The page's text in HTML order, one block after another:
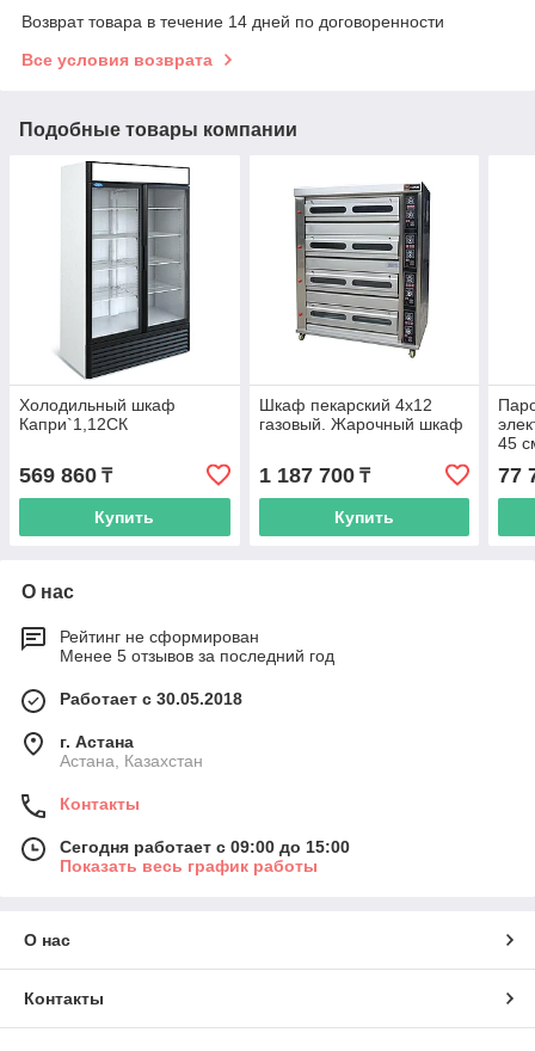
Возврат товара в течение 14 дней по договоренности
Все условия возврата
Подобные товары компании
Холодильный шкаф
Капри`1,12СК
569 860 ₸
Купить
Шкаф пекарский 4х12
газовый. Жарочный шкаф
1 187 700₸
Купить
45
77
О нас
Рейтинг не сформирован
Менее 5 отзывов за последний год
Работает с 30.05.2018
г. Астана
Астана, Казахстан
Контакты
Сегодня работает с 09:00 до 15:00
Показать весь график работы
О нас
Контакты